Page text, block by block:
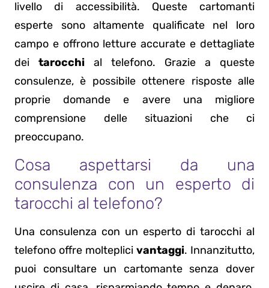
livello di accessibilità. Queste cartomanti
esperte sono altamente qualificate nel loro
campo e offrono letture accurate e dettagliate
dei tarocchi al telefono. Grazie a queste
consulenze, è possibile ottenere risposte alle
proprie domande e avere una migliore
comprensione delle situazioni che ci
preoccupano.
Cosa aspettarsi da una
consulenza con un esperto di
tarocchi al telefono?
Una consulenza con un esperto di tarocchi al
telefono offre molteplici vantaggi. Innanzitutto,
puoi consultare un cartomante senza dover